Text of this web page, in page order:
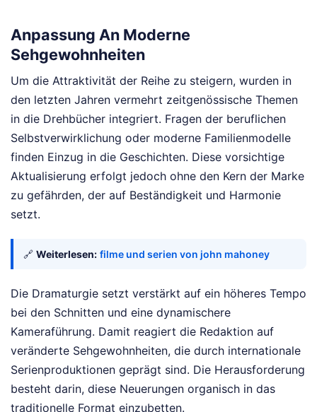
Anpassung An Moderne
Sehgewohnheiten
Um die Attraktivität der Reihe zu steigern, wurden in
den letzten Jahren vermehrt zeitgenössische Themen
in die Drehbücher integriert. Fragen der beruflichen
Selbstverwirklichung oder moderne Familienmodelle
finden Einzug in die Geschichten. Diese vorsichtige
Aktualisierung erfolgt jedoch ohne den Kern der Marke
zu gefährden, der auf Beständigkeit und Harmonie
setzt.
🔗 Weiterlesen: filme und serien von john mahoney
Die Dramaturgie setzt verstärkt auf ein höheres Tempo
bei den Schnitten und eine dynamischere
Kameraführung. Damit reagiert die Redaktion auf
veränderte Sehgewohnheiten, die durch internationale
Serienproduktionen geprägt sind. Die Herausforderung
besteht darin, diese Neuerungen organisch in das
traditionelle Format einzubetten.